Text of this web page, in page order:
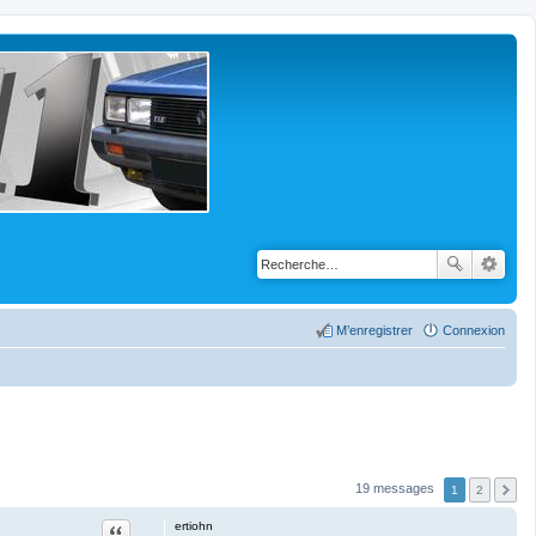
Connexion
M’enregistrer
19 messages 1 2
ertiohn
Citation